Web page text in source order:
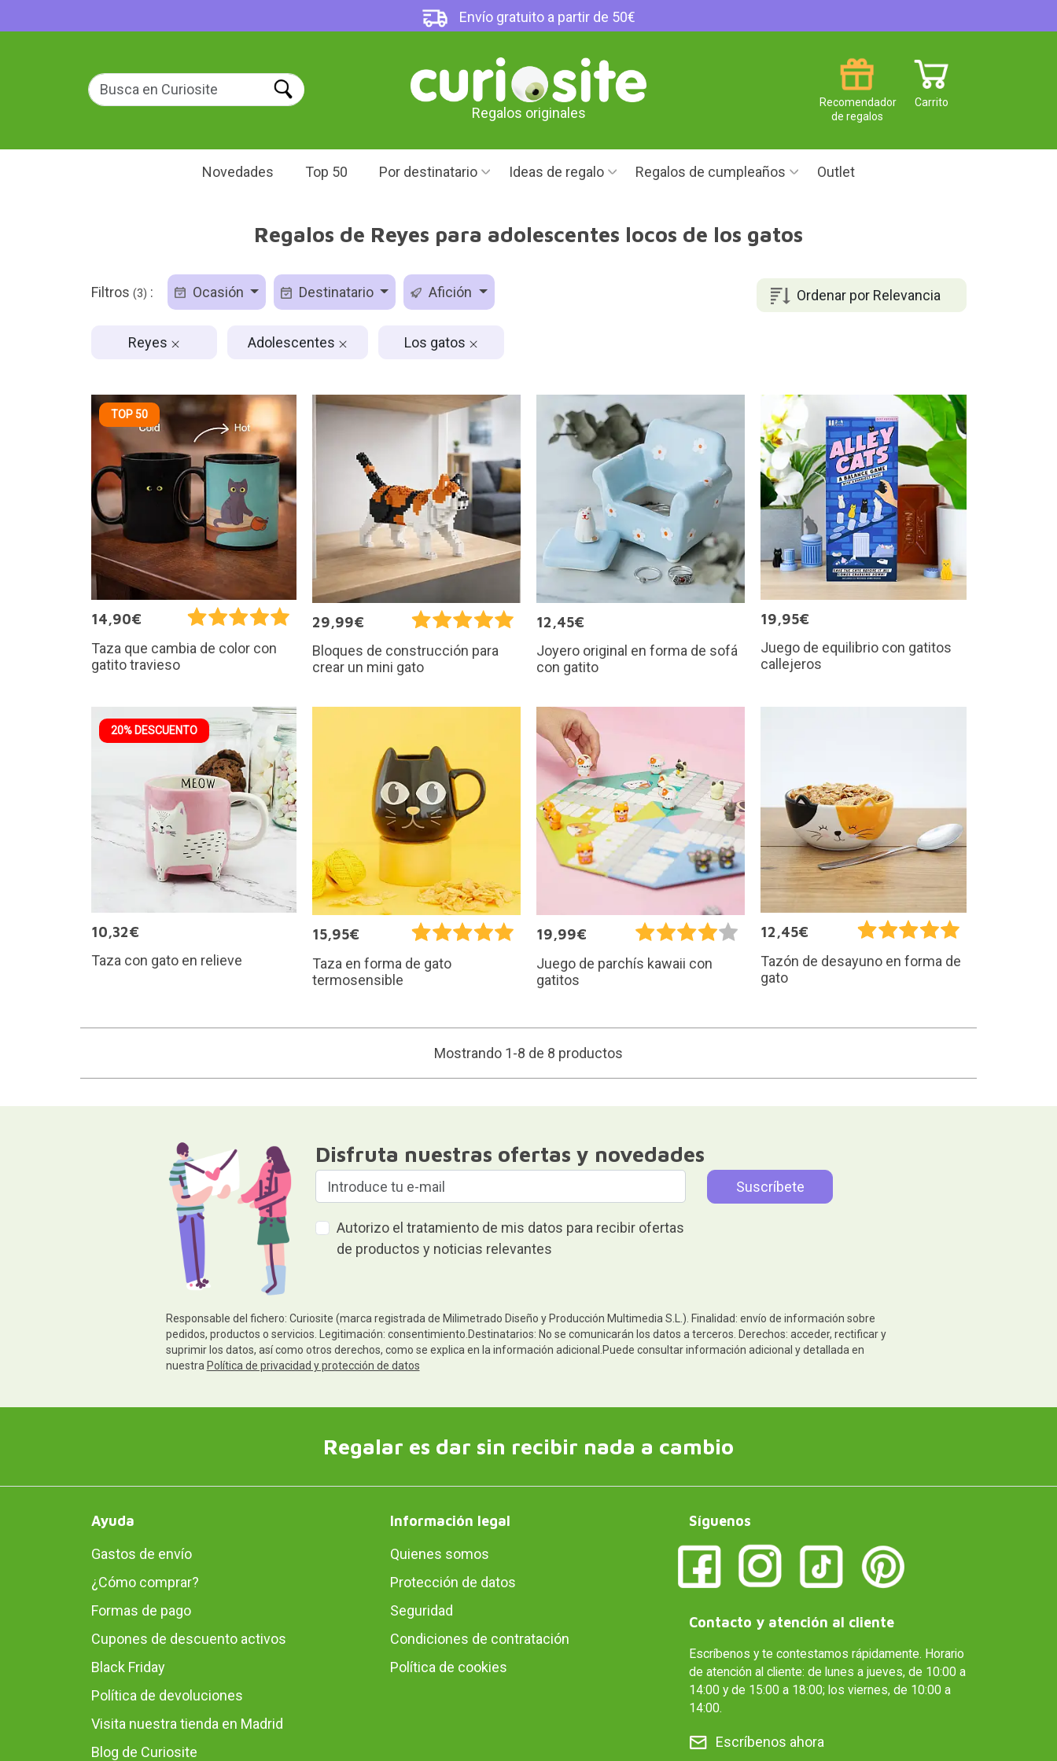
Envío gratuito a partir de 50€
Regalos originales
Carrito
Recomendador
de regalos
Novedades Top 50 Por destinatario Ideas de regalo Regalos de cumpleaños Outlet
Regalos de Reyes para adolescentes locos de los gatos
Ordenar por Relevancia
Filtros (3) : Ocasión Destinatario Afición
Reyes Adolescentes Los gatos
TOP 50
14,90€
Taza que cambia de color con
gatito travieso
29,99€
Bloques de construcción para
crear un mini gato
12,45€
Joyero original en forma de sofá
con gatito
19,95€
Juego de equilibrio con gatitos
callejeros
20% DESCUENTO
10,32€
Taza con gato en relieve
15,95€
Taza en forma de gato
termosensible
19,99€
Juego de parchís kawaii con
gatitos
12,45€
Tazón de desayuno en forma de
gato
Mostrando 1-8 de 8 productos
Disfruta nuestras ofertas y novedades
Autorizo el tratamiento de mis datos para recibir ofertas
de productos y noticias relevantes
Responsable del fichero: Curiosite (marca registrada de Milimetrado Diseño y Producción Multimedia S.L.). Finalidad: envío de información sobre
pedidos, productos o servicios. Legitimación: consentimiento.Destinatarios: No se comunicarán los datos a terceros. Derechos: acceder, rectificar y
suprimir los datos, así como otros derechos, como se explica en la información adicional.Puede consultar información adicional y detallada en
nuestra Política de privacidad y protección de datos
Regalar es dar sin recibir nada a cambio
Ayuda
Gastos de envío
¿Cómo comprar?
Formas de pago
Cupones de descuento activos
Black Friday
Política de devoluciones
Visita nuestra tienda en Madrid
Blog de Curiosite
Información legal
Quienes somos
Protección de datos
Seguridad
Condiciones de contratación
Política de cookies
Síguenos
Contacto y atención al cliente
Escríbenos y te contestamos rápidamente. Horario
de atención al cliente: de lunes a jueves, de 10:00 a
14:00 y de 15:00 a 18:00; los viernes, de 10:00 a
14:00.
Escríbenos ahora